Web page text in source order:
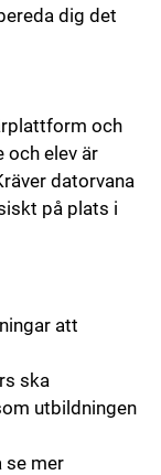
dig det
och
och elev är
datorvana
på plats i
att
ska
utbildningen
se mer